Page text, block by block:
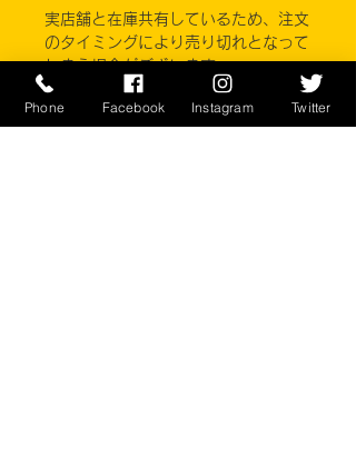
実店舗と在庫共有しているため、注文
のタイミングにより売り切れとなって
しまう場合がございます。
お客様のご覧になっている環境により
商品の色が違う場合がございます。
Phone Facebook Instagram Twitter